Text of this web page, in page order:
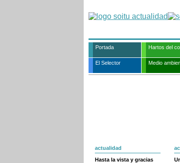
Portada Hartos del
El Selector Medio
actualidad
Hasta la vista y gracias